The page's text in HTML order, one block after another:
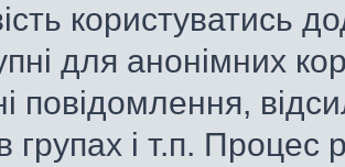
користуватись
для анонімних
повідомлення,
групах і т.п. Процес